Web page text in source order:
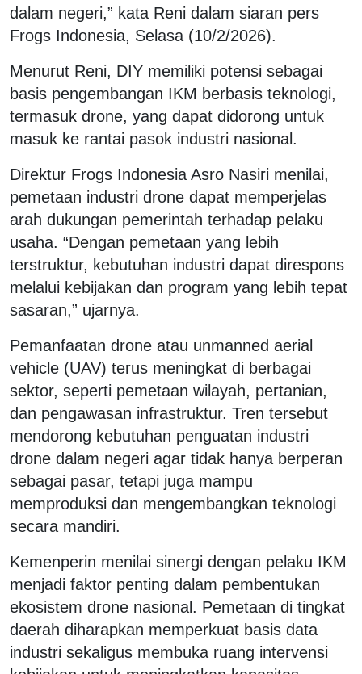
dalam negeri,” kata Reni dalam siaran pers
Frogs Indonesia, Selasa (10/2/2026).
Menurut Reni, DIY memiliki potensi sebagai
basis pengembangan IKM berbasis teknologi,
termasuk drone, yang dapat didorong untuk
masuk ke rantai pasok industri nasional.
Direktur Frogs Indonesia Asro Nasiri menilai,
pemetaan industri drone dapat memperjelas
arah dukungan pemerintah terhadap pelaku
usaha. “Dengan pemetaan yang lebih
terstruktur, kebutuhan industri dapat direspons
melalui kebijakan dan program yang lebih tepat
sasaran,” ujarnya.
Pemanfaatan drone atau unmanned aerial
vehicle (UAV) terus meningkat di berbagai
sektor, seperti pemetaan wilayah, pertanian,
dan pengawasan infrastruktur. Tren tersebut
mendorong kebutuhan penguatan industri
drone dalam negeri agar tidak hanya berperan
sebagai pasar, tetapi juga mampu
memproduksi dan mengembangkan teknologi
secara mandiri.
Kemenperin menilai sinergi dengan pelaku IKM
menjadi faktor penting dalam pembentukan
ekosistem drone nasional. Pemetaan di tingkat
daerah diharapkan memperkuat basis data
industri sekaligus membuka ruang intervensi